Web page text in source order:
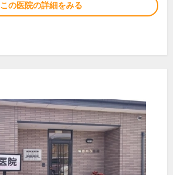
この医院の詳細をみる